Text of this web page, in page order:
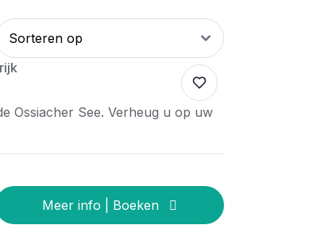
Ossiacher See. Verheug u op uw